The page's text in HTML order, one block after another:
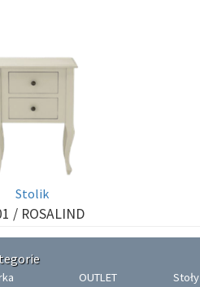
Stolik
/ ROSALIND
OUTLET
Stoły